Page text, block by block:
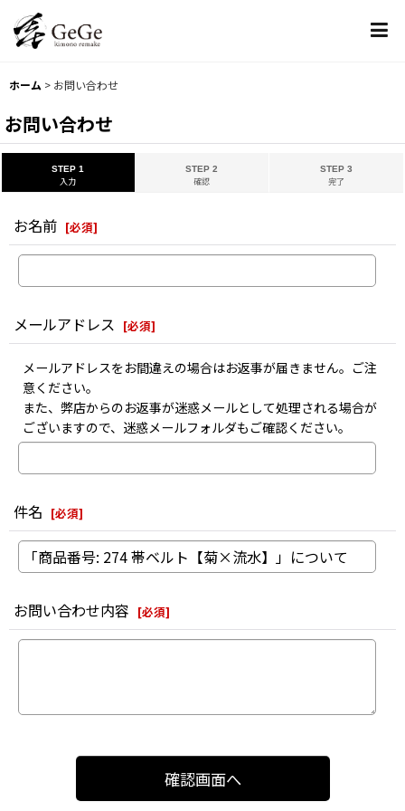
ホーム > お問い合わせ
お問い合わせ
STEP 1
入力
STEP 2
確認
STEP 3
完了
お名前 [必須]
メールアドレス [必須]
メールアドレスをお間違えの場合はお返事が届きません。ご注
意ください。
また、弊店からのお返事が迷惑メールとして処理される場合が
ございますので、迷惑メールフォルダもご確認ください。
件名 [必須]
お問い合わせ内容 [必須]
確認画面へ